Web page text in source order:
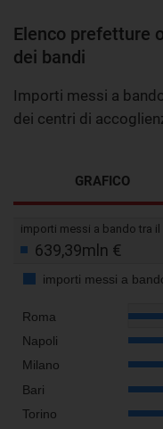
Elenco prefetture
dei bandi
Importi messi a
dei centri di
GRAFICO